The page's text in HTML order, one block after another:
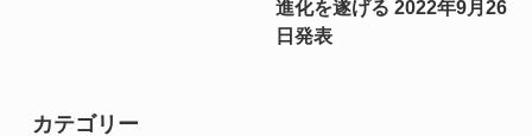
進化を遂げる 2022年9月26
日発表
カテゴリー